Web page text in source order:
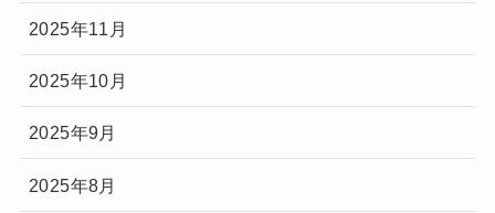
2025年11月
2025年10月
2025年9月
2025年8月